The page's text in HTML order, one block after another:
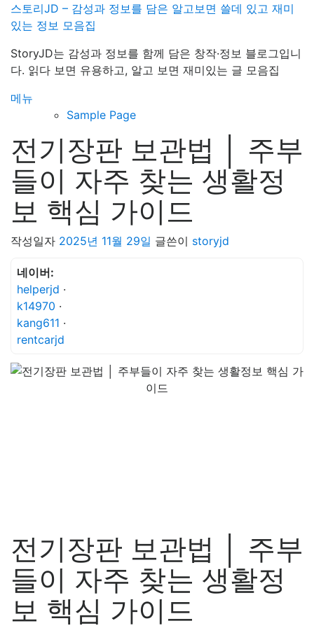
스토리JD – 감성과 정보를 담은 알고보면 쓸데 있고 재미
있는 정보 모음집
StoryJD는 감성과 정보를 함께 담은 창작·정보 블로그입니
다. 읽다 보면 유용하고, 알고 보면 재미있는 글 모음집
메뉴
Sample Page
전기장판 보관법 │ 주부
들이 자주 찾는 생활정
보 핵심 가이드
작성일자 2025년 11월 29일 글쓴이 storyjd
네이버:
helperjd ·
k14970 ·
kang611 ·
rentcarjd
전기장판 보관법 │ 주부
들이 자주 찾는 생활정
보 핵심 가이드